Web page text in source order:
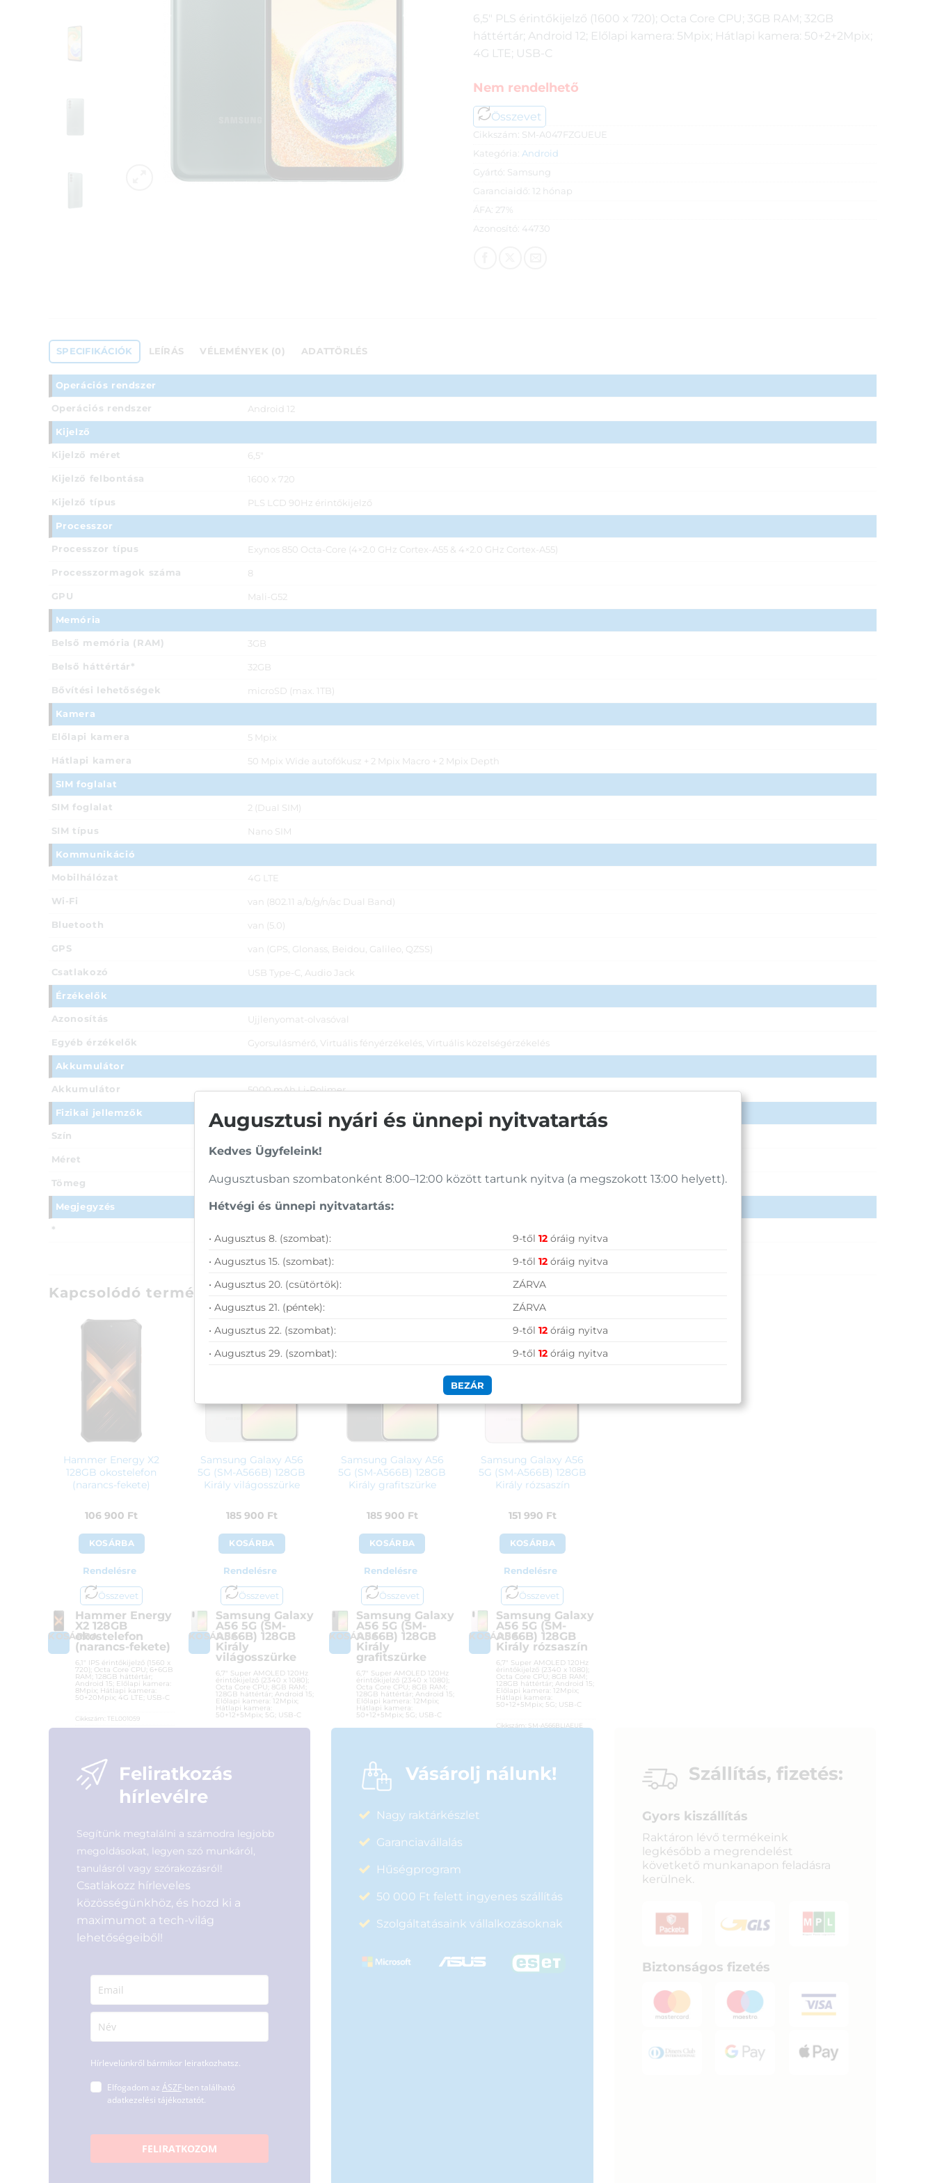
6,5″ PLS érintőkijelző (1600 x 720); Octa Core CPU; 3GB RAM; 32GB
háttértár; Android 12; Előlapi kamera: 5Mpix; Hátlapi kamera: 50+2+2Mpix;
4G LTE; USB-C
Nem rendelhető
Összevet
Cikkszám: SM-A047FZGUEUE
Kategória: Android
Gyártó: Samsung
Garanciaidő: 12 hónap
ÁFA: 27%
Azonosító: 44730
SPECIFIKÁCIÓK LEÍRÁS VÉLEMÉNYEK (0) ADATTÖRLÉS
Operációs rendszer
Operációs rendszer Android 12
Kijelző
Kijelző méret 6,5"
Kijelző felbontása 1600 x 720
Kijelző típus PLS LCD 90Hz érintőkijelző
Processzor
Processzor típus Exynos 850 Octa-Core (4×2.0 GHz Cortex-A55 & 4×2.0 GHz Cortex-A55)
Processzormagok száma 8
GPU Mali-G52
Memória
Belső memória (RAM) 3GB
Belső háttértár* 32GB
Bővítési lehetőségek microSD (max. 1TB)
Kamera
Előlapi kamera 5 Mpix
Hátlapi kamera 50 Mpix Wide autofókusz + 2 Mpix Macro + 2 Mpix Depth
SIM foglalat
SIM foglalat 2 (Dual SIM)
SIM típus Nano SIM
Kommunikáció
Mobilhálózat 4G LTE
Wi-Fi van (802.11 a/b/g/n/ac Dual Band)
Bluetooth van (5.0)
GPS van (GPS, Glonass, Beidou, Galileo, QZSS)
Csatlakozó USB Type-C, Audio Jack
Érzékelők
Azonosítás Ujjlenyomat-olvasóval
Egyéb érzékelők Gyorsulásmérő, Virtuális fényérzékelés, Virtuális közelségérzékelés
Akkumulátor
Akkumulátor 5000 mAh Li-Polimer
Fizikai jellemzők
Szín
Méret 164,7 x 76,7 x 9,1 mm
Tömeg 195 g
Megjegyzés
*
Kapcsolódó termékek
Hammer Energy X2
128GB okostelefon
(narancs-fekete)
106 900 Ft
KOSÁRBA
Rendelésre
Összevet
KOSÁRBA
Hammer Energy
X2 128GB
okostelefon
(narancs-fekete)
6,1″ IPS érintőkijelző (1560 x
720); Octa Core CPU; 6+6GB
RAM; 128GB háttértár;
Android 15; Előlapi kamera:
8Mpix; Hátlapi kamera:
50+20Mpix; 4G LTE; USB-C
Cikkszám:
TEL001059
Garanciaidő:
ÁFA:27%
Azonosító:
Samsung Galaxy A56
5G (SM-A566B) 128GB
Király világosszürke
185 900 Ft
KOSÁRBA
Rendelésre
Összevet
KOSÁRBA
Samsung Galaxy
A56 5G (SM-
A566B) 128GB
Király
világosszürke
6,7″ Super AMOLED 120Hz
érintőkijelző (2340 x 1080);
Octa Core CPU; 8GB RAM;
128GB háttértár; Android 15;
Előlapi kamera: 12Mpix;
Hátlapi kamera:
50+12+5Mpix; 5G; USB-C
Garanciaidő:
Samsung Galaxy A56
5G (SM-A566B) 128GB
Király grafitszürke
185 900 Ft
KOSÁRBA
Rendelésre
Összevet
KOSÁRBA
Samsung Galaxy
A56 5G (SM-
A566B) 128GB
Király
grafitszürke
6,7″ Super AMOLED 120Hz
érintőkijelző (2340 x 1080);
Octa Core CPU; 8GB RAM;
128GB háttértár; Android 15;
Előlapi kamera: 12Mpix;
Hátlapi kamera:
50+12+5Mpix; 5G; USB-C
Gyártó:
Garanciaidő:
24 hónap
ÁFA:27%
Ft
Samsung Galaxy A56
5G (SM-A566B) 128GB
Király rózsaszín
151 990 Ft
KOSÁRBA
Rendelésre
Összevet
KOSÁRBA
Samsung Galaxy
A56 5G (SM-
A566B) 128GB
Király rózsaszín
6,7″ Super AMOLED 120Hz
érintőkijelző (2340 x 1080);
Octa Core CPU; 8GB RAM;
128GB háttértár; Android 15;
Előlapi kamera: 12Mpix;
Hátlapi kamera:
50+12+5Mpix; 5G; USB-C
Cikkszám: SM-A566BLIAEUE
Garanciaidő:
24 hónap
ÁFA:27%
Feliratkozás
hírlevélre
Segítünk megtalálni a számodra legjobb
megoldásokat, legyen szó munkáról,
tanulásról vagy szórakozásról!
Csatlakozz hírleveles
közösségünkhöz, és hozd ki a
maximumot a tech-világ
lehetőségeiből!
Hírlevelünkről bármikor leiratkozhatsz.
Elfogadom az ÁSZF-ben található
adatkezelési tájékoztatót.
FELIRATKOZOM
Vásárolj nálunk!
Nagy raktárkészlet
Garanciavállalás
Hűségprogram
50 000 Ft felett ingyenes szállítás
Szolgáltatásaink vállalkozásoknak
Szállítás, fizetés:
Gyors kiszállítás
Raktáron lévő termékeink
legkésőbb a megrendelést
követkető munkanapon feladásra
kerülnek.
Biztonságos fizetés
Augusztusi nyári és ünnepi nyitvatartás
Kedves Ügyfeleink!
Augusztusban szombatonként 8:00–12:00 között tartunk nyitva (a megszokott 13:00 helyett).
Hétvégi és ünnepi nyitvatartás:
• Augusztus 8. (szombat): 9-től 12óráig nyitva
• Augusztus 15. (szombat):
9-től 12óráig nyitva
• Augusztus 20. (csütörtök):
ZÁRVA
• Augusztus 21. (péntek):
ZÁRVA
• Augusztus 22. (szombat):
9-től 12óráig nyitva
• Augusztus 29. (szombat):
9-től 12óráig nyitva
BEZÁR